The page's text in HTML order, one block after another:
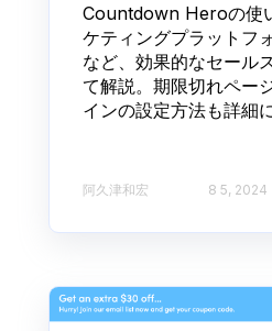
Countdown Heroの使
ケティングプラットフ
など、効果的なセール
て解説。期限切れペー
インの設定方法も詳細
阿久津和宏 8 5, 2024